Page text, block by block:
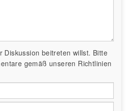
Diskussion beitreten willst. Bitte
gemäß unseren Richtlinien